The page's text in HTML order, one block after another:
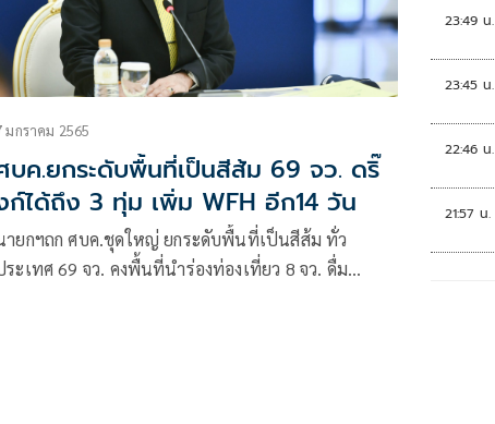
มกราคม 2565
บค.ยกระดับพื้นที่เป็นสีส้ม 69 จว. ดริ๊
ก์ได้ถึง 3 ทุ่ม เพิ่ม WFH อีก14 วัน
ายกฯถก ศบค.ชุดใหญ่ ยกระดับพื้นที่เป็นสีส้ม ทั่ว
ระเทศ 69 จว. คงพื้นที่นำร่องท่องเที่ยว 8 จว. ดื่ม
23:49 น.
23:45 น.
22:46 น.
21:57 น.